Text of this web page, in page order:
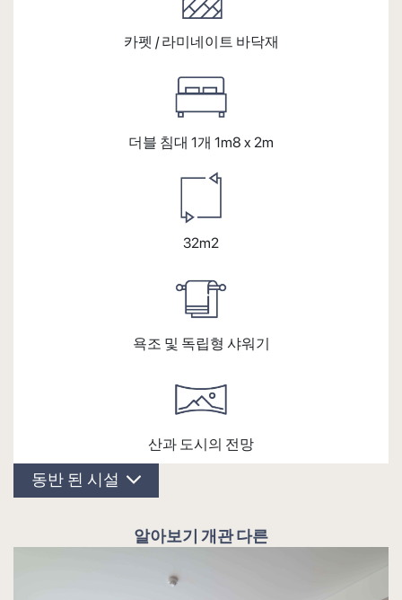
카펫 / 라미네이트 바닥재
더블 침대 1개 1m8 x 2m
32m2
욕조 및 독립형 샤워기
산과 도시의 전망
동반 된 시설
알아보기 개관 다른